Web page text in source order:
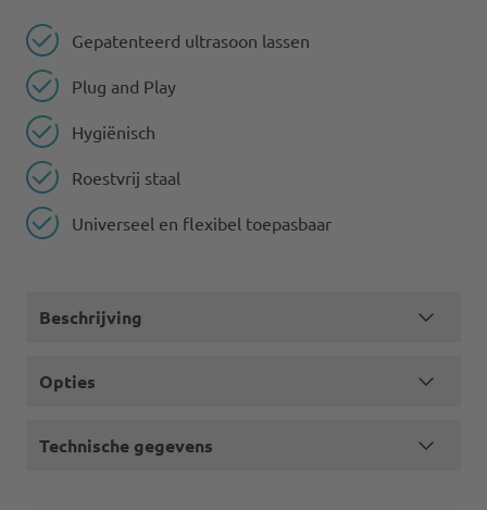
Gepatenteerd ultrasoon lassen
Plug and Play
Hygiënisch
Roestvrij staal
Universeel en flexibel toepasbaar
Beschrijving
Opties
Technische gegevens